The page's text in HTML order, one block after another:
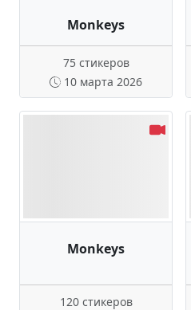
Monkeys
75 стикеров
10 марта 2026
Monkeys
120 стикеров